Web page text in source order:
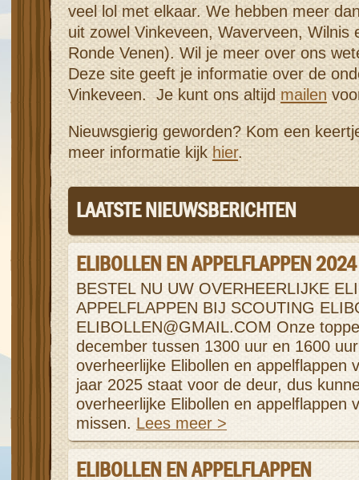
veel lol met elkaar. We hebben meer
uit zowel Vinkeveen, Waverveen, Wilnis
Ronde Venen). Wil je meer over ons
Deze site geeft je informatie over de
Vinkeveen. Je kunt ons altijd mailen
Nieuwsgierig geworden? Kom een
meer informatie kijkhier.
LAATSTE NIEUWSBERICHTEN
ELIBOLLEN EN APPELFLAPPEN 2024
BESTEL NU UW OVERHEERLIJKE
APPELFLAPPEN BIJ SCOUTING
ELIBOLLEN@GMAIL.COM Onze
december tussen 1300 uur en 1600
overheerlijke Elibollen en appelflappen
jaar 2025 staat voor de deur, dus
overheerlijke Elibollen en appelflappen
missen. Lees meer >
ELIBOLLEN EN APPELFLAPPEN